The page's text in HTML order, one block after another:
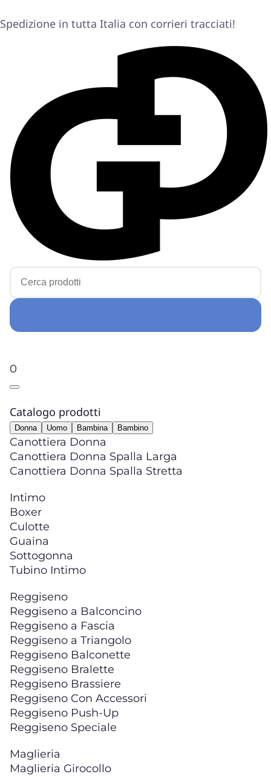
Spedizione in tutta Italia con corrieri tracciati!
0
Catalogo prodotti
Donna Uomo Bambina Bambino
Canottiera Donna
Canottiera Donna Spalla Larga
Canottiera Donna Spalla Stretta
Intimo
Boxer
Culotte
Guaina
Sottogonna
Tubino Intimo
Reggiseno
Reggiseno a Balconcino
Reggiseno a Fascia
Reggiseno a Triangolo
Reggiseno Balconette
Reggiseno Bralette
Reggiseno Brassiere
Reggiseno Con Accessori
Reggiseno Push-Up
Reggiseno Speciale
Maglieria
Maglieria Girocollo